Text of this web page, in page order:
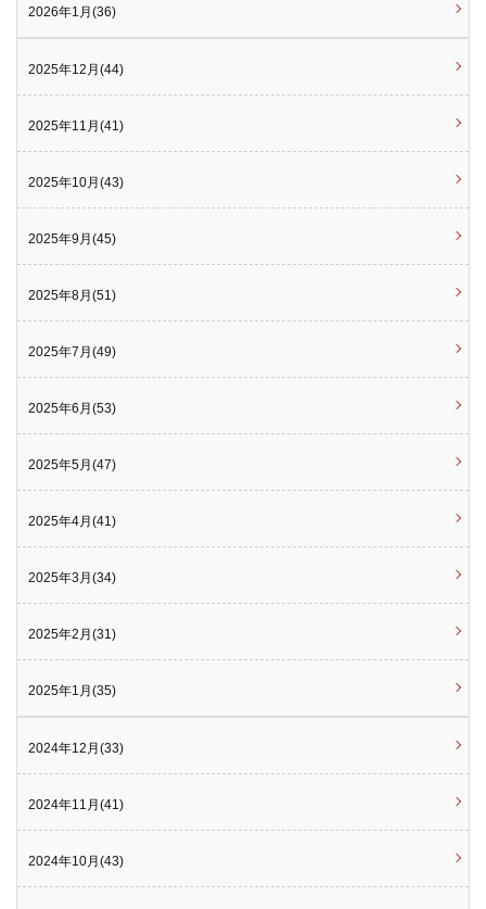
2026年1月(36)
2025年12月(44)
2025年11月(41)
2025年10月(43)
2025年9月(45)
2025年8月(51)
2025年7月(49)
2025年6月(53)
2025年5月(47)
2025年4月(41)
2025年3月(34)
2025年2月(31)
2025年1月(35)
2024年12月(33)
2024年11月(41)
2024年10月(43)